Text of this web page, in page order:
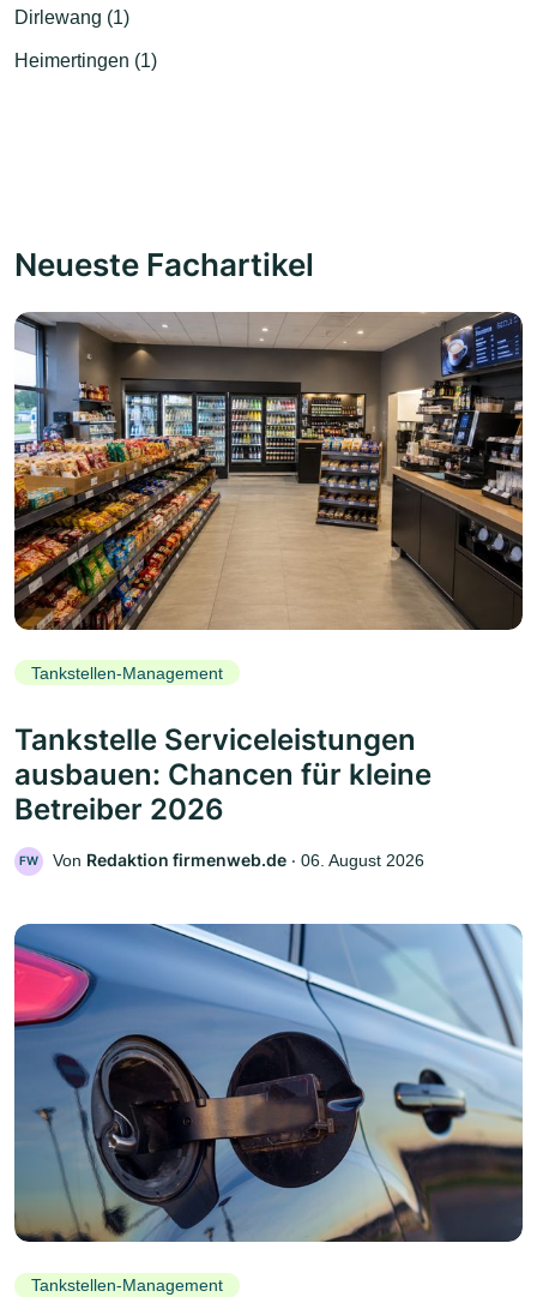
Dirlewang (1)
Heimertingen (1)
Neueste Fachartikel
Tankstellen-Management
Tankstelle Serviceleistungen
ausbauen: Chancen für kleine
Betreiber 2026
FW Von Redaktion firmenweb.de ‧ 06. August 2026
Tankstellen-Management